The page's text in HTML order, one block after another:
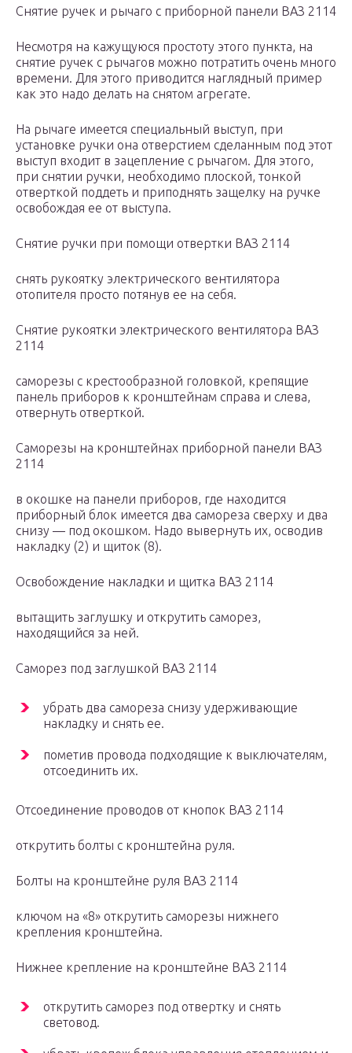
Снятие ручек и рычаго с приборной панели ВАЗ 2114
Несмотря на кажущуюся простоту этого пункта, на
снятие ручек с рычагов можно потратить очень много
времени. Для этого приводится наглядный пример
как это надо делать на снятом агрегате.
На рычаге имеется специальный выступ, при
установке ручки она отверстием сделанным под этот
выступ входит в зацепление с рычагом. Для этого,
при снятии ручки, необходимо плоской, тонкой
отверткой поддеть и приподнять защелку на ручке
освобождая ее от выступа.
Снятие ручки при помощи отвертки ВАЗ 2114
снять рукоятку электрического вентилятора
отопителя просто потянув ее на себя.
Снятие рукоятки электрического вентилятора ВАЗ
2114
саморезы с крестообразной головкой, крепящие
панель приборов к кронштейнам справа и слева,
отвернуть отверткой.
Саморезы на кронштейнах приборной панели ВАЗ
2114
в окошке на панели приборов, где находится
приборный блок имеется два самореза сверху и два
снизу — под окошком. Надо вывернуть их, осводив
накладку (2) и щиток (8).
Освобождение накладки и щитка ВАЗ 2114
вытащить заглушку и открутить саморез,
находящийся за ней.
Саморез под заглушкой ВАЗ 2114
убрать два самореза снизу удерживающие
накладку и снять ее.
пометив провода подходящие к выключателям,
отсоединить их.
Отсоединение проводов от кнопок ВАЗ 2114
открутить болты с кронштейна руля.
Болты на кронштейне руля ВАЗ 2114
ключом на «8» открутить саморезы нижнего
крепления кронштейна.
Нижнее крепление на кронштейне ВАЗ 2114
открутить саморез под отвертку и снять
световод.